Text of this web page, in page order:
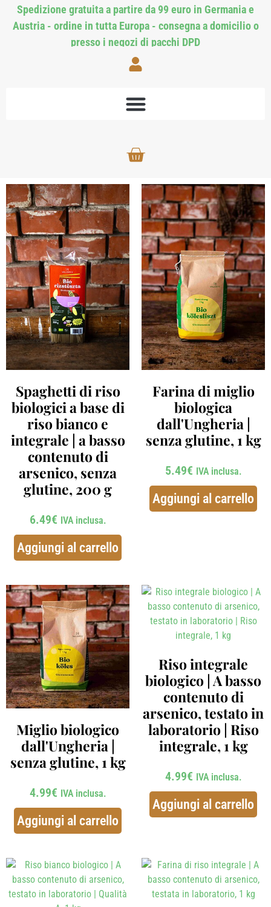
Spedizione gratuita a partire da 99 euro in Germania e
Austria - ordine in tutta Europa - consegna a domicilio o
presso i negozi di pacchi DPD
Spaghetti di riso
biologici a base di
riso bianco e
integrale | a basso
contenuto di
arsenico, senza
glutine, 200 g
6.49€ IVA inclusa.
Aggiungi al carrello
Farina di miglio
biologica
dall'Ungheria |
senza glutine, 1 kg
5.49€ IVA inclusa.
Aggiungi al carrello
Miglio biologico
dall'Ungheria |
senza glutine, 1 kg
4.99€ IVA inclusa.
Aggiungi al carrello
Riso integrale
biologico | A basso
contenuto di
arsenico, testato in
laboratorio | Riso
integrale, 1 kg
4.99€ IVA inclusa.
Aggiungi al carrello